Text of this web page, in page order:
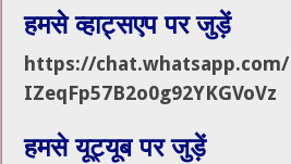
हमसे व्हाट्सएप पर जुड़ें
https://chat.whatsapp.com/
IZeqFp57B2o0g92YKGVoVz
हमसे यूट्यूब पर जुड़ें